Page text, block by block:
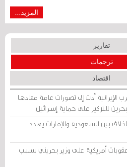
المزيد...
تقارير
ترجمات
اقتصاد
الإيرانية أدت إلى تصورات عامة مفادها
للتركيز على حماية إسرائيل
بين السعودية والإمارات يهدد
أمريكية على وزير بحريني بسبب